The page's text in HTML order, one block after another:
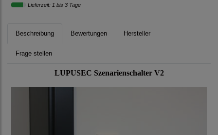
Lieferzeit: 1 bis 3 Tage
Beschreibung Bewertungen Hersteller
Frage stellen
LUPUSEC Szenarienschalter V2